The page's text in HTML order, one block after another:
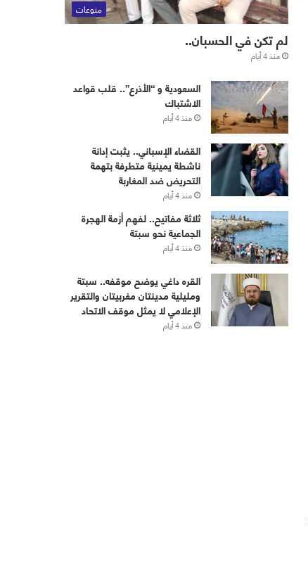
منوعات
لم تكن في الحسبان..
منذ 4 أيام
‏⁧‫السعودية‬⁩ و “الأذرع”.. قلب قواعد
الاشتباك
منذ 4 أيام
القضاء الإسباني.. يثبت إدانة
ناشطة يمينية متطرفة بتهمة
التحريض ضد المغاربة
منذ 4 أيام
ثلاثة مفاتيح.. لفهم أزمة الهجرة
الجماعية نحو سبتة
منذ 4 أيام
القره داغي يوضح موقفه.. سبتة
ومليلية مدينتان مغربيتان والتقرير
الإعلامي لا يمثل موقف الاتحاد
منذ 4 أيام